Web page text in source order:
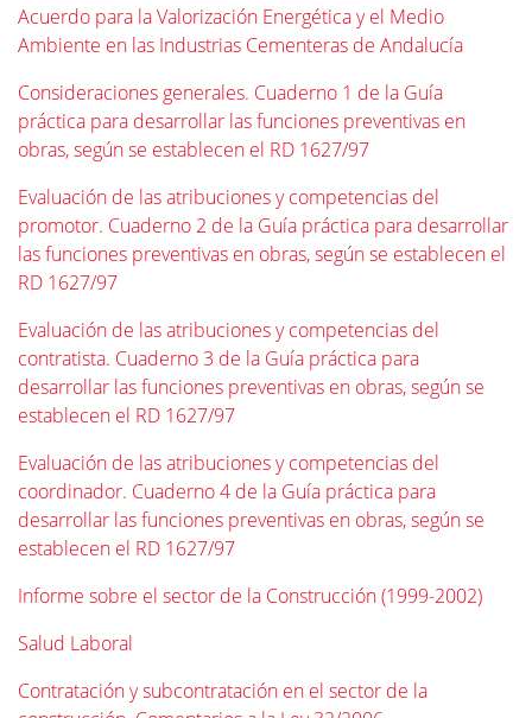
Acuerdo para la Valorización Energética y el Medio
Ambiente en las Industrias Cementeras de Andalucía
Consideraciones generales. Cuaderno 1 de la Guía
práctica para desarrollar las funciones preventivas en
obras, según se establecen el RD 1627/97
Evaluación de las atribuciones y competencias del
promotor. Cuaderno 2 de la Guía práctica para desarrollar
las funciones preventivas en obras, según se establecen el
RD 1627/97
Evaluación de las atribuciones y competencias del
contratista. Cuaderno 3 de la Guía práctica para
desarrollar las funciones preventivas en obras, según se
establecen el RD 1627/97
Evaluación de las atribuciones y competencias del
coordinador. Cuaderno 4 de la Guía práctica para
desarrollar las funciones preventivas en obras, según se
establecen el RD 1627/97
Informe sobre el sector de la Construcción (1999-2002)
Salud Laboral
Contratación y subcontratación en el sector de la